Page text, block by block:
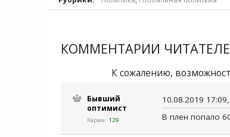
КОММЕНТАРИИ
К сожалению,
Бывший
оптимист
Карма: 129
10.08.2019
В плен попало